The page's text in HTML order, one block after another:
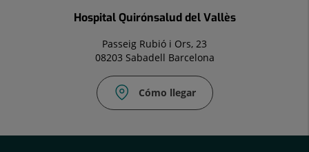
Hospital Quirónsalud del Vallès
Passeig Rubió i Ors, 23
08203 Sabadell Barcelona
Cómo llegar
937